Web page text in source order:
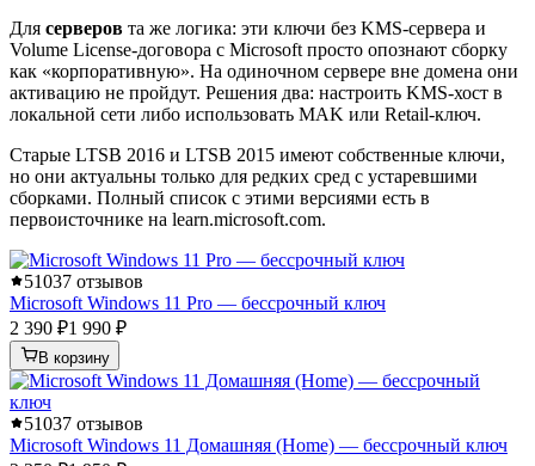
Для серверов та же логика: эти ключи без KMS-сервера и
Volume License-договора с Microsoft просто опознают сборку
как «корпоративную». На одиночном сервере вне домена они
активацию не пройдут. Решения два: настроить KMS-хост в
локальной сети либо использовать MAK или Retail-ключ.
Старые LTSB 2016 и LTSB 2015 имеют собственные ключи,
но они актуальны только для редких сред с устаревшими
сборками. Полный список с этими версиями есть в
первоисточнике на learn.microsoft.com.
51037 отзывов
Microsoft Windows 11 Pro — бессрочный ключ
2 390 ₽1 990 ₽
В корзину
51037 отзывов
Microsoft Windows 11 Домашняя (Home) — бессрочный ключ